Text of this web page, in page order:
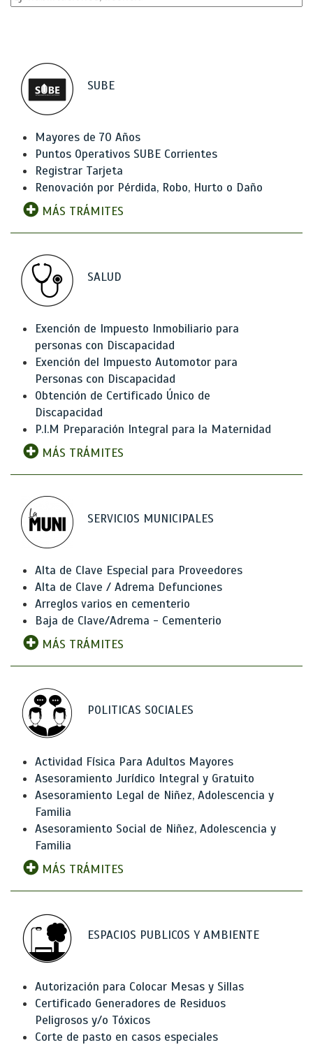
SUBE
Mayores de 70 Años
Puntos Operativos SUBE Corrientes
Registrar Tarjeta
Renovación por Pérdida, Robo, Hurto o Daño
MÁS TRÁMITES
SALUD
Exención de Impuesto Inmobiliario para
personas con Discapacidad
Exención del Impuesto Automotor para
Personas con Discapacidad
Obtención de Certificado Único de
Discapacidad
P.I.M Preparación Integral para la Maternidad
MÁS TRÁMITES
SERVICIOS MUNICIPALES
Alta de Clave Especial para Proveedores
Alta de Clave / Adrema Defunciones
Arreglos varios en cementerio
Baja de Clave/Adrema - Cementerio
MÁS TRÁMITES
POLITICAS SOCIALES
Actividad Física Para Adultos Mayores
Asesoramiento Jurídico Integral y Gratuito
Asesoramiento Legal de Niñez, Adolescencia y
Familia
Asesoramiento Social de Niñez, Adolescencia y
Familia
MÁS TRÁMITES
ESPACIOS PUBLICOS Y AMBIENTE
Autorización para Colocar Mesas y Sillas
Certificado Generadores de Residuos
Peligrosos y/o Tóxicos
Corte de pasto en casos especiales